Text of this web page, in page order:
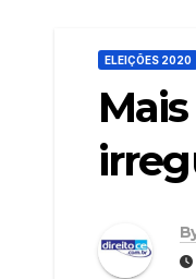
ELEIÇÕES 2020